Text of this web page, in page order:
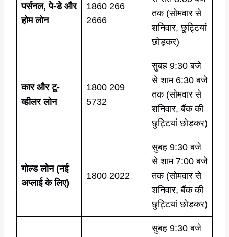
पर्सनल, पे-डे और
होम लोन
1860 266
2666
तक (सोमवार से
शनिवार, छुट्टियां
छोड़कर)
कार और टू-
व्हीलर लोन
1800 209
5732
सुबह 9:30 बजे
से शाम 6:30 बजे
तक (सोमवार से
शनिवार, बैंक की
छुट्टियां छोड़कर)
गोल्ड लोन (नई
अप्लाई के लिए)
1800 2022
सुबह 9:30 बजे
से शाम 7:00 बजे
तक (सोमवार से
शनिवार, बैंक की
छुट्टियां छोड़कर)
सुबह 9:30 बजे